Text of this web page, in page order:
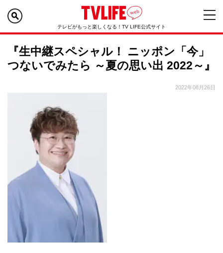
テレビがもっと楽しくなる！TV LIFE公式サイト
『生中継スペシャル！ ニッポン「今」
つないでみたら ～夏の思い出 2022～』
2022年08月26日